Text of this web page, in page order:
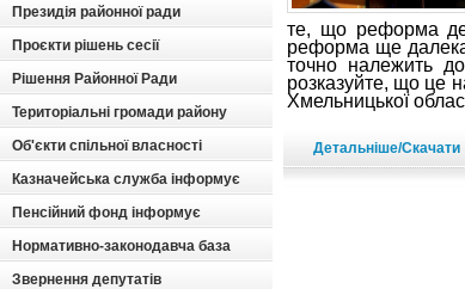
Президія районної ради
Проєкти рішень сесії
Рішення Районної Ради
Територіальні громади району
Об'єкти спільної власності
Казначейська служба інформує
Пенсійний фонд інформує
Нормативно-законодавча база
Звернення депутатів
те, що реформа
реформа ще далека
точно належить
розказуйте, що це
Хмельницької
Детальніше/Скачати